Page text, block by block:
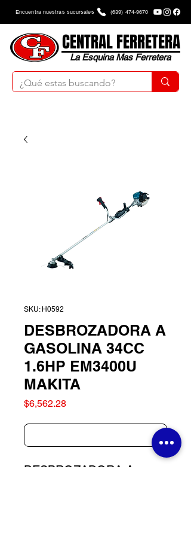
Encuentra nuestras sucursales (639) 474-9670
La Esquina Mas Ferretera
CENTRAL FERRETERA
SKU: H0592
DESBROZADORA A
GASOLINA 34CC
1.6HP EM3400U
MAKITA
$6,562.28Precio
DESBROZADORA A